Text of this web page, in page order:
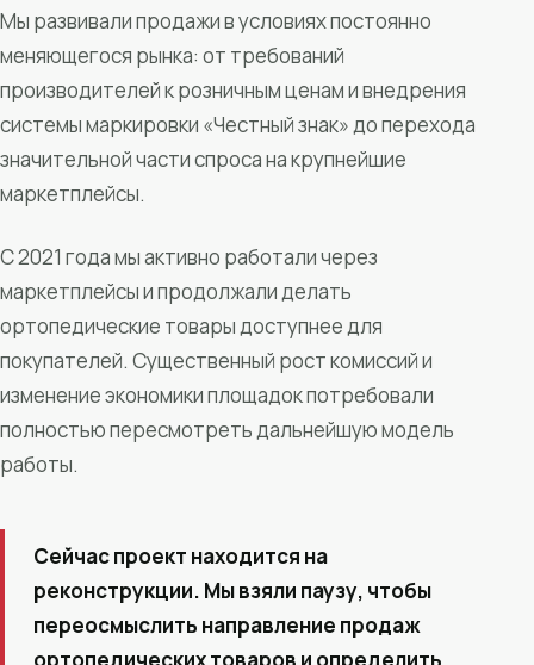
Мы развивали продажи в условиях постоянно
меняющегося рынка: от требований
производителей к розничным ценам и внедрения
системы маркировки «Честный знак» до перехода
значительной части спроса на крупнейшие
маркетплейсы.
С 2021 года мы активно работали через
маркетплейсы и продолжали делать
ортопедические товары доступнее для
покупателей. Существенный рост комиссий и
изменение экономики площадок потребовали
полностью пересмотреть дальнейшую модель
работы.
Сейчас проект находится на
реконструкции. Мы взяли паузу, чтобы
переосмыслить направление продаж